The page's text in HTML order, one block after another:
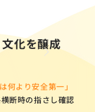
化を醸成
何より安全第一」
断時の指さし確認